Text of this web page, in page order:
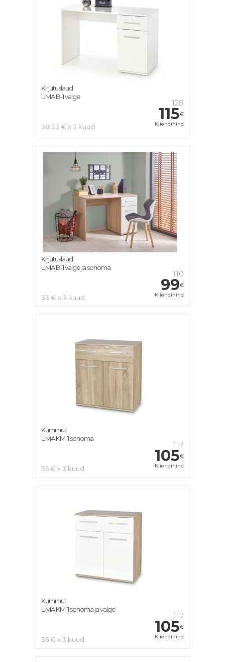
128
115€
Kliendihind
38.33 € x 3 kuud
Kirjutuslaud
LIMA B-1 valge
110
99€
Kliendihind
33 € x 3 kuud
Kirjutuslaud
LIMA B-1 valge ja sonoma
117
105€
Kliendihind
35 € x 3 kuud
Kummut
LIMA KM-1 sonoma
117
105€
Kliendihind
35 € x 3 kuud
Kummut
LIMA KM-1 sonoma ja valge